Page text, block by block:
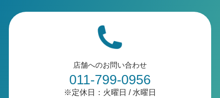
店舗へのお問い合わせ
011-799-0956
※定休日：火曜日 / 水曜日